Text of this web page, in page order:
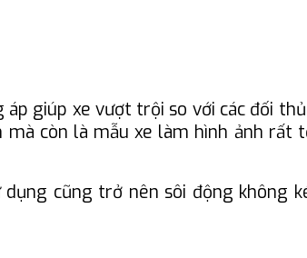
áp giúp xe vượt trội so với các đối
mà còn là mẫu xe làm hình ảnh rất
cũng trở nên sôi động không